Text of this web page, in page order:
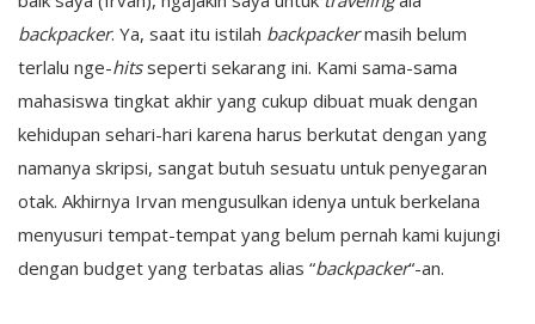
backpacker. Ya, saat itu istilah backpackermasih belum
terlalu nge-hitsseperti sekarang ini. Kami sama-sama
mahasiswa tingkat akhir yang cukup dibuat muak dengan
kehidupan sehari-hari karena harus berkutat dengan yang
namanya skripsi, sangat butuh sesuatu untuk penyegaran
otak. Akhirnya Irvan mengusulkan idenya untuk berkelana
menyusuri tempat-tempat yang belum pernah kami kujungi
dengan budget yang terbatas alias “backpacker“-an.